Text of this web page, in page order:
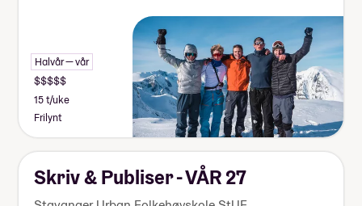
Halvår — vår
15 t/uke
Frilynt
Skriv & Publiser - VÅR 27